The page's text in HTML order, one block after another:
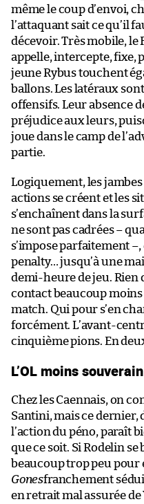
même le coup d’envoi,
l’attaquant sait ce qu’il
décevoir. Très mobile, le
appelle, intercepte, fixe,
jeune Rybus touchent
ballons. Les latéraux
offensifs. Leur absence
préjudice aux leurs,
joue dans le camp de
partie.
Logiquement, les jambes
actions se créent et les
s’enchaînent dans la
ne sont pas cadrées –
s’impose parfaitement
penalty… jusqu’à une
demi-heure de jeu. Rien
contact beaucoup
match. Qui pour s’en
forcément. L’avant-
cinquième pions. En
L’OL moins souverain
Chez les Caennais, on
Santini, mais ce dernier,
l’action du péno, paraît
que ce soit. Si Rodelin se
beaucoup trop peu pour
Gonesfranchement
en retrait mal assurée